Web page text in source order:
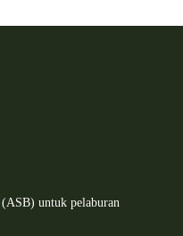
untuk pelaburan